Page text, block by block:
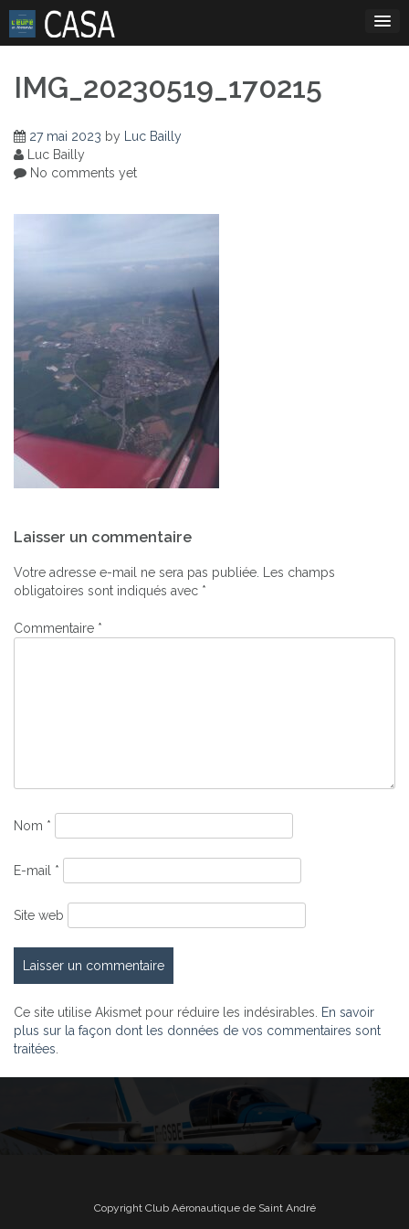
Skip
content
IMG_20230519_170215
27 mai 2023 by Luc Bailly
Luc Bailly
No comments yet
de
l’article
Laisser un commentaire
Votre adresse e-mail ne sera pas publiée. Les champs
obligatoires sont indiqués avec *
Commentaire *
Nom *
E-mail *
Site web
Ce site utilise Akismet pour réduire les indésirables. En savoir
plus sur la façon dont les données de vos commentaires sont
traitées
Copyright Club Aéronautique de Saint André